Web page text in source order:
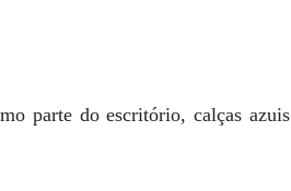
parte do escritório, calças azuis